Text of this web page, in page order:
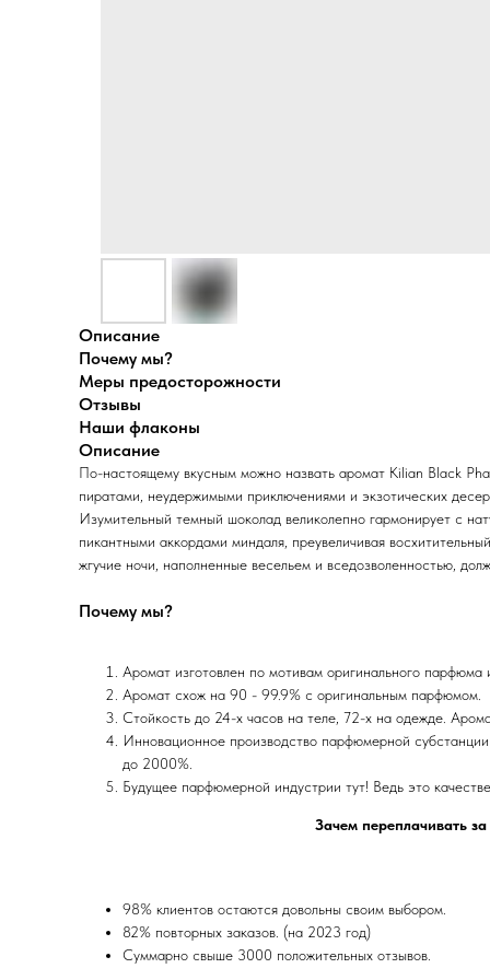
Описание
Почему мы?
Меры предосторожности
Отзывы
Наши флаконы
Описание
По-настоящему вкусным можно назвать аромат Kilian Black
пиратами, неудержимыми приключениями и экзотических
Изумительный темный шоколад великолепно гармонирует с
пикантными аккордами миндаля, преувеличивая
жгучие ночи, наполненные весельем и вседозволенностью,
Почему мы?
Аромат изготовлен по мотивам оригинального парфюма
Аромат схож на 90 - 99.9% с оригинальным парфюмом.
Стойкость до 24-х часов на теле, 72-х на одежде.
Инновационное производство парфюмерной
до 2000%.
Будущее парфюмерной индустрии тут! Ведь это
Зачем переплачивать
98% клиентов остаются довольны своим выбором.
82% повторных заказов. (на 2023 год)
Суммарно свыше 3000 положительных отзывов.